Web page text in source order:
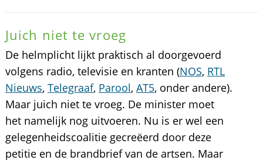
Juich niet te vroeg
De helmplicht lijkt praktisch al doorgevoerd
volgens radio, televisie en kranten (NOS, RTL
Nieuws, Telegraaf, Parool, AT5, onder andere).
Maar juich niet te vroeg. De minister moet
het namelijk nog uitvoeren. Nu is er wel een
gelegenheidscoalitie gecreëerd door deze
petitie en de brandbrief van de artsen. Maar